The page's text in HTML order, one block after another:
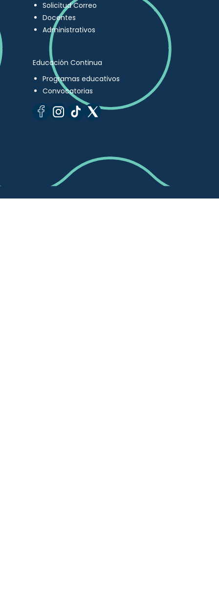
Solicitud Correo
Docentes
Administrativos
Educación Continua
Programas educativos
Convocatorias